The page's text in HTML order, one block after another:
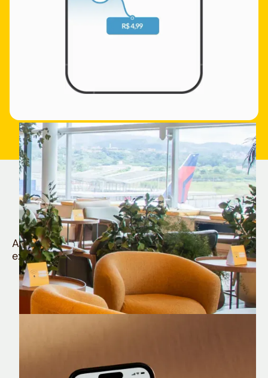
Quem é Nomad tem
muito mais
Aproveite todos os benefícios e vantagens
exclusivas da sua Conta Internacional